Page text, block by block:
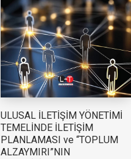
ULUSAL İLETİŞİM YÖNETİMİ
TEMELİNDE İLETİŞİM
PLANLAMASI ve “TOPLUM
ALZAYMIRI”NIN